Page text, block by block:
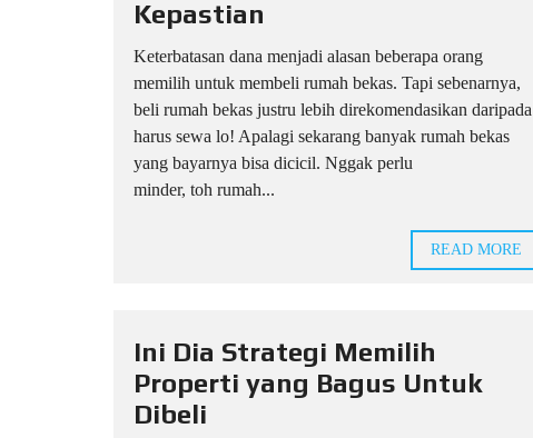
Kepastian
Keterbatasan dana menjadi alasan beberapa orang
memilih untuk membeli rumah bekas. Tapi sebenarnya,
beli rumah bekas justru lebih direkomendasikan daripada
harus sewa lo! Apalagi sekarang banyak rumah bekas
yang bayarnya bisa dicicil. Nggak perlu
minder, toh rumah...
READ MORE
Ini Dia Strategi Memilih
Properti yang Bagus Untuk
Dibeli